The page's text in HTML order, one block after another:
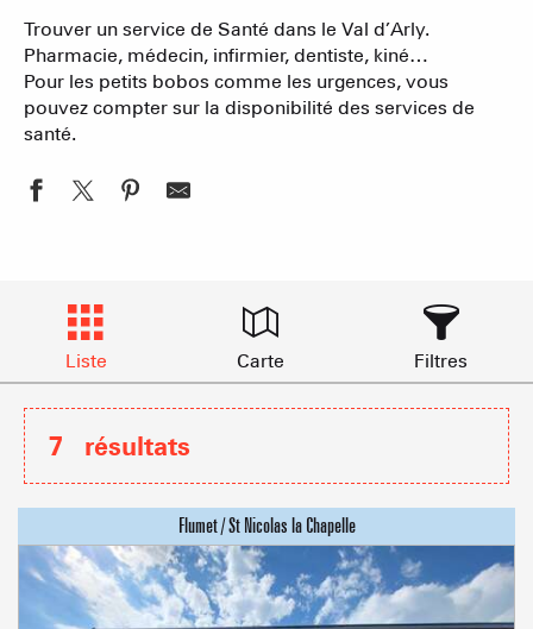
Trouver un service de Santé dans le Val d’Arly.
Pharmacie, médecin, infirmier, dentiste, kiné…
Pour les petits bobos comme les urgences, vous
pouvez compter sur la disponibilité des services de
santé.
Liste Carte Filtres
7 résultats